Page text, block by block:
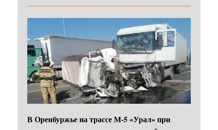
В Оренбуржье на трассе М-5 «Урал» при